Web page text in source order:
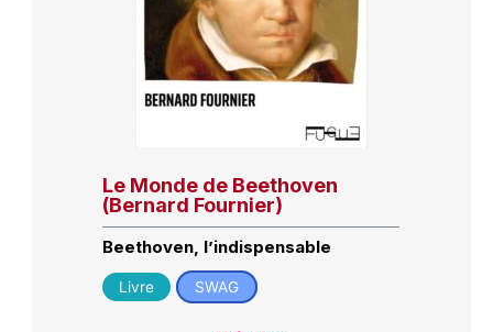
Le Monde de Beethoven
(Bernard Fournier)
Beethoven, l’indispensable
Livre SWAG